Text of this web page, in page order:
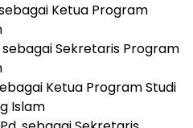
Ketua Program
sebagai Sekretaris Program
Ketua Program Studi
Islam